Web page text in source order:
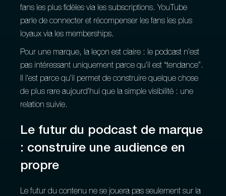
fans les plus fidèles via les subscriptions. YouTube
parle de connecter et récompenser les fans les plus
loyaux via les memberships.
Pour une marque, la leçon est claire : le podcast n’est
pas intéressant uniquement parce qu’il est “tendance”.
Il l’est parce qu’il permet de construire quelque chose
de plus rare aujourd’hui que la simple visibilité : une
relation suivie.
Le futur du podcast de marque
: construire une audience en
propre
Le futur du contenu ne se jouera pas seulement sur la